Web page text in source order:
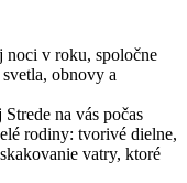
noci v roku, spoločne
obnovy a
na vás počas
rodiny: tvorivé dielne,
vatry, ktoré